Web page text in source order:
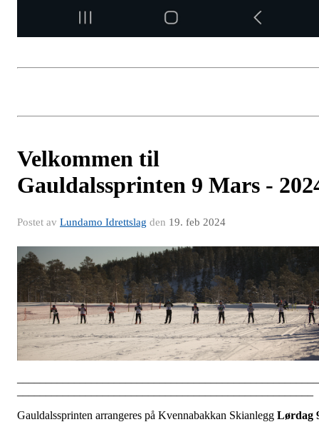
Velkommen til
Gauldalssprinten 9 Mars -
Postet av Lundamo Idrettslag den 19. feb 2024
Gauldalssprinten arrangeres på Kvennabakkan Skianlegg Lørdag